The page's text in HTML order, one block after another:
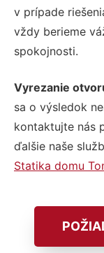
v prípade
vždy berieme
spokojnosti.
Vyrezanie
sa o výsledok
kontaktujte nás
ďalšie naše
Statika domu